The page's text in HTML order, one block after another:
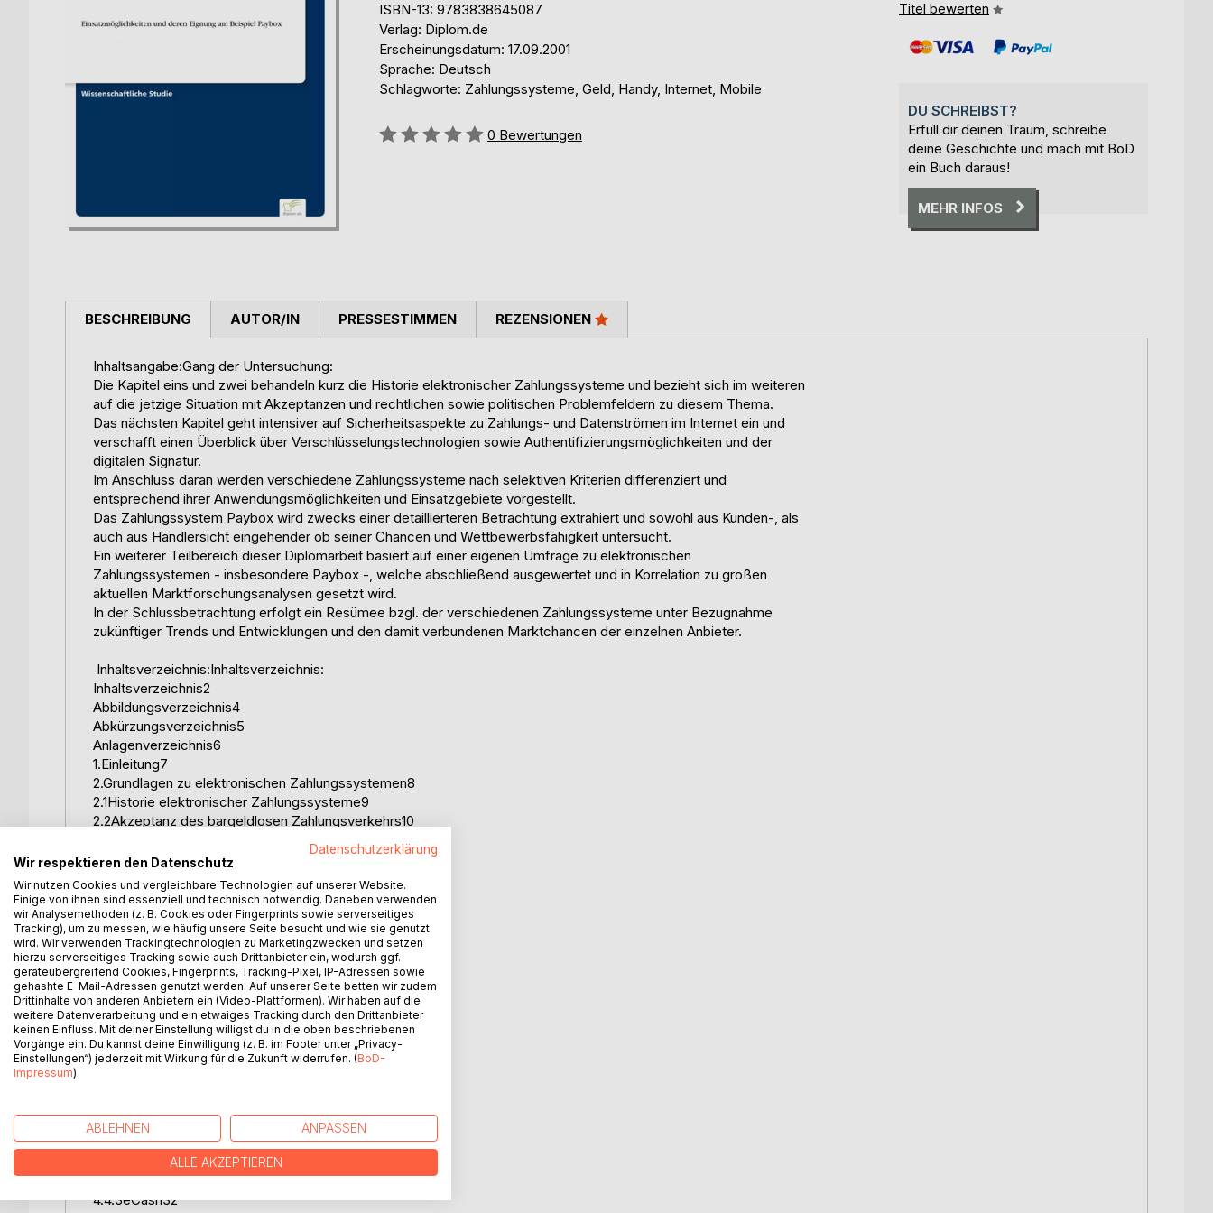
ISBN-13: 9783838645087
Verlag: Diplom.de
Erscheinungsdatum: 17.09.2001
Sprache: Deutsch
Schlagworte: Zahlungssysteme, Geld, Handy, Internet, Mobile
Bewertung::
0 Bewertungen
Titel bewerten
DU SCHREIBST?
Erfüll dir deinen Traum, schreibe
deine Geschichte und mach mit BoD
ein Buch daraus!
MEHR INFOS
BESCHREIBUNG
Inhaltsangabe:Gang der Untersuchung:
Die Kapitel eins und zwei behandeln kurz die Historie elektronischer Zahlungssysteme und bezieht sich im weiteren
auf die jetzige Situation mit Akzeptanzen und rechtlichen sowie politischen Problemfeldern zu diesem Thema.
Das nächsten Kapitel geht intensiver auf Sicherheitsaspekte zu Zahlungs- und Datenströmen im Internet ein und
verschafft einen Überblick über Verschlüsselungstechnologien sowie Authentifizierungsmöglichkeiten und der
digitalen Signatur.
Im Anschluss daran werden verschiedene Zahlungssysteme nach selektiven Kriterien differenziert und
entsprechend ihrer Anwendungsmöglichkeiten und Einsatzgebiete vorgestellt.
Das Zahlungssystem Paybox wird zwecks einer detaillierteren Betrachtung extrahiert und sowohl aus Kunden-, als
auch aus Händlersicht eingehender ob seiner Chancen und Wettbewerbsfähigkeit untersucht.
Ein weiterer Teilbereich dieser Diplomarbeit basiert auf einer eigenen Umfrage zu elektronischen
Zahlungssystemen - insbesondere Paybox -, welche abschließend ausgewertet und in Korrelation zu großen
aktuellen Marktforschungsanalysen gesetzt wird.
In der Schlussbetrachtung erfolgt ein Resümee bzgl. der verschiedenen Zahlungssysteme unter Bezugnahme
zukünftiger Trends und Entwicklungen und den damit verbundenen Marktchancen der einzelnen Anbieter.
Inhaltsverzeichnis:Inhaltsverzeichnis:
Inhaltsverzeichnis2
Abbildungsverzeichnis4
Abkürzungsverzeichnis5
Anlagenverzeichnis6
1.Einleitung7
2.Grundlagen zu elektronischen Zahlungssystemen8
2.1Historie elektronischer Zahlungssysteme9
2.2Akzeptanz des bargeldlosen Zahlungsverkehrs10
2.3Rechtliche und politische Probleme12
3.Sicherheit und Zahlungssysteme13
3.1Problembereiche13
3.2Sicherheitsaspekte15
3.2.1Authentifizierung15
3.2.2Digitale Signaturen16
3.2.3Verschlüsselung17
3.2.3.1Symmetrische Verschlüsselung17
3.2.3.2Asymmetrische Verschlüsselung18
3.2.3.3S-HTTP20
3.2.3.4SSL21
3.2.3.5SET, SEPP, STT22
4.Elektronische Zahlungssysteme im Internet25
4.3Bankeinzug28
4.4Guthabenbasierte Systeme29
4.4.1Geldkarte29
4.4.2CyberCash und CyberCoins31
4.4.3eCash32
AUTOR/IN PRESSESTIMMEN REZENSIONEN
Datenschutzerklärung
Wir respektieren den Datenschutz
Wir nutzen Cookies und vergleichbare Technologien auf unserer Website.
Einige von ihnen sind essenziell und technisch notwendig. Daneben verwenden
wir Analysemethoden (z. B. Cookies oder Fingerprints sowie serverseitiges
Tracking), um zu messen, wie häufig unsere Seite besucht und wie sie genutzt
wird. Wir verwenden Trackingtechnologien zu Marketingzwecken und setzen
hierzu serverseitiges Tracking sowie auch Drittanbieter ein, wodurch ggf.
geräteübergreifend Cookies, Fingerprints, Tracking-Pixel, IP-Adressen sowie
gehashte E-Mail-Adressen genutzt werden. Auf unserer Seite betten wir zudem
Drittinhalte von anderen Anbietern ein (Video-Plattformen). Wir haben auf die
weitere Datenverarbeitung und ein etwaiges Tracking durch den Drittanbieter
keinen Einfluss. Mit deiner Einstellung willigst du in die oben beschriebenen
Vorgänge ein. Du kannst deine Einwilligung (z. B. im Footer unter „Privacy-
Einstellungen“) jederzeit mit Wirkung für die Zukunft widerrufen. (BoD-
Impressum)
ABLEHNEN ANPASSEN
ALLE AKZEPTIEREN